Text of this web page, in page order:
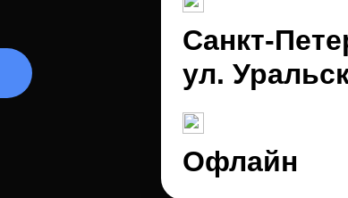
Санкт-
ул.
Офлайн